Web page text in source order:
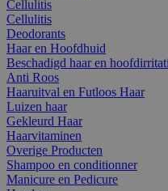
Cellulitis
Cellulitis
Deodorants
Haar en Hoofdhuid
Beschadigd haar en
Anti Roos
Haaruitval en Futloos Haar
Luizen haar
Gekleurd Haar
Haarvitaminen
Overige Producten
Shampoo en conditionner
Manicure en Pedicure